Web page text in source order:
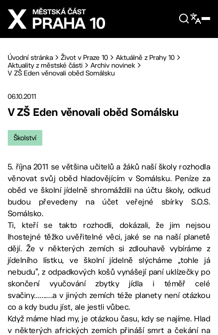
Přejít na hlavní obsah
Úvodní stránka Život v Praze 10
Aktuálně z Prahy 10
Aktuality z městské části
Archiv novinek
V ZŠ Eden věnovali oběd Somálsku
06.10.2011
V ZŠ Eden věnovali oběd Somálsku
Školství
5. října 2011 se většina učitelů a žáků naší školy rozhodla
věnovat svůj oběd hladovějícím v Somálsku. Peníze za
oběd ve školní jídelně shromáždili na účtu školy, odkud
budou převedeny na účet veřejné sbírky S.O.S.
Somálsko.
Ti, kteří se takto rozhodli, dokázali, že jim nejsou
lhostejné těžko uvěřitelné věci, jaké se na naší planetě
dějí. Že v některých zemích si zdlouhavě vybíráme z
jídelního lístku, ve školní jídelně slýcháme „tohle já
nebudu“, z odpadkových košů vynášejí paní uklízečky po
skončení vyučování zbytky jídla i téměř celé
svačiny……….a v jiných zemích téže planety není otázkou
co a kdy budu jíst, ale jestli vůbec.
Když máme hlad my, je otázkou času, kdy se najíme. Hlad
v některých afrických zemích přináší smrt a čekání na